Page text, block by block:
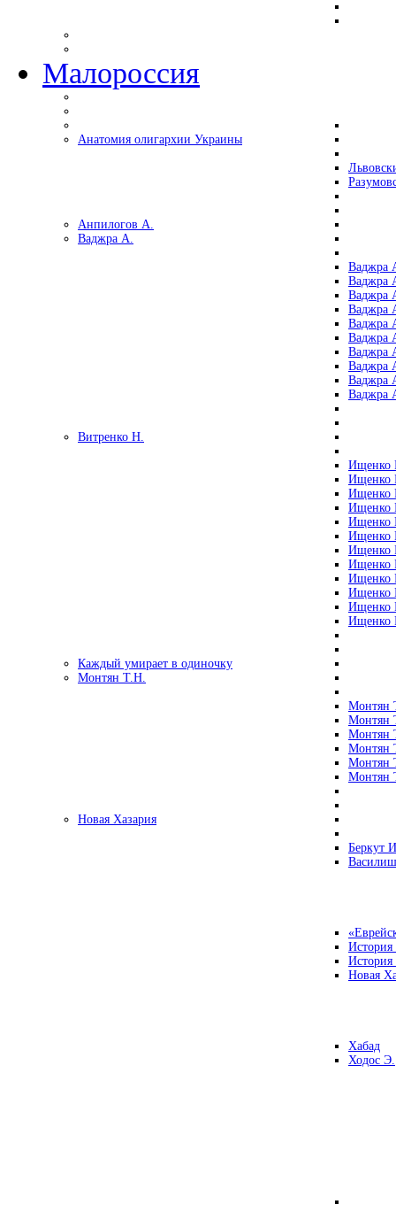
Малороссия
Анатомия олигархии Украины
Анпилогов А.
Ваджра А.
Ваджра
Ваджра
Ваджра
Ваджра
Ваджра
Ваджра
Ваджра
Ваджра
Ваджра
Ваджра
Витренко Н.
Ищенко
Ищенко
Ищенко
Ищенко
Ищенко
Ищенко
Ищенко
Ищенко
Ищенко
Ищенко
Ищенко
Ищенко
Каждый умирает в одиночку
Монтян Т.Н.
Монтян
Монтян
Монтян
Монтян
Монтян
Монтян
Новая Хазария
Беркут
Новая
Хабад
Ходос Э.